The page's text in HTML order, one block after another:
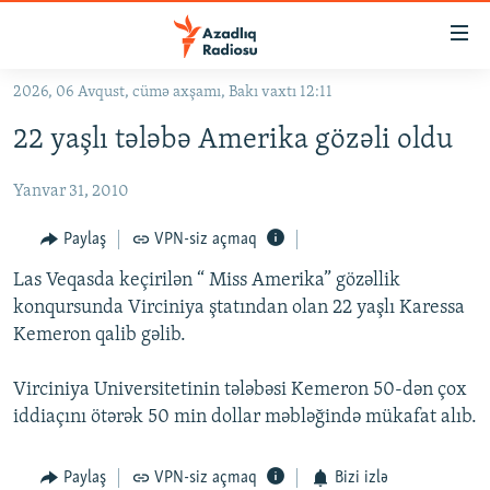
Əsas
qayıt
naviqasiyaya
Axtarışa
keç
#İZAHLA
KORRUPSIOMETR
#ƏSLINDƏ
FƏRQƏ BAX
QANUNI DOĞRU
ARAŞDIRMA
MULTIMEDIA
VIDEO
FOTOQALEREYA
RADIO ARXIV
OXU ZALI
HAQQIMIZDA
2026, 06 Avqust, cümə axşamı, Bakı vaxtı 12:11
22 yaşlı tələbə Amerika gözəli oldu
Yanvar 31, 2010
Paylaş VPN-siz açmaq
Las Veqasda keçirilən “ Miss Amerika” gözəllik
konqursunda Virciniya ştatından olan 22 yaşlı Karessa
Kemeron qalib gəlib.
Virciniya Universitetinin tələbəsi Kemeron 50-dən çox
iddiaçını ötərək 50 min dollar məbləğində mükafat alıb.
Paylaş VPN-siz açmaq Bizi izlə